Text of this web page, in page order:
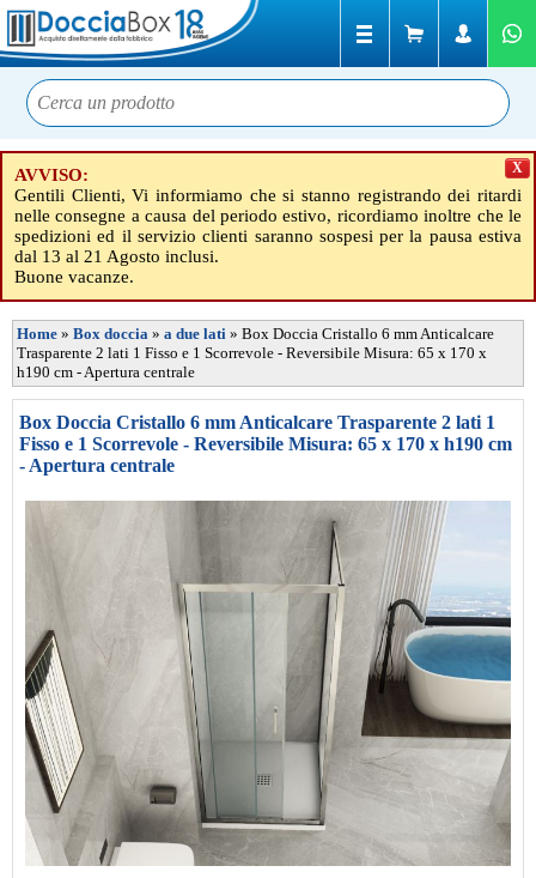
AVVISO:
Gentili Clienti, Vi informiamo che si stanno registrando dei ritardi
nelle consegne a causa del periodo estivo, ricordiamo inoltre che le
spedizioni ed il servizio clienti saranno sospesi per la pausa estiva
dal 13 al 21 Agosto inclusi.
Buone vacanze.
X
Home » Box doccia » a due lati » Box Doccia Cristallo 6 mm Anticalcare
Trasparente 2 lati 1 Fisso e 1 Scorrevole - Reversibile Misura: 65 x 170 x
h190 cm - Apertura centrale
Box Doccia Cristallo 6 mm Anticalcare Trasparente 2 lati 1
Fisso e 1 Scorrevole - Reversibile Misura: 65 x 170 x h190 cm
- Apertura centrale